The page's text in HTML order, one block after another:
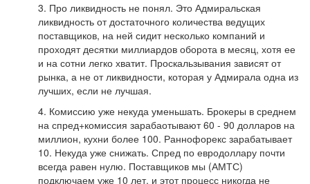
3. Про ликвидность не понял. Это Адмиральская
ликвидность от достаточного количества ведущих
поставщиков, на ней сидит несколько компаний и
проходят десятки миллиардов оборота в месяц, хотя ее
и на сотни легко хватит. Проскальзывания зависят от
рынка, а не от ликвидности, которая у Адмирала одна из
лучших, если не лучшая.
4. Комиссию уже некуда уменьшать. Брокеры в среднем
на спред+комиссия зарабаотывают 60 - 90 долларов на
миллион, кухни более 100. Раннофорекс зарабатывает
10. Некуда уже снижать. Спред по евродоллару почти
всегда равен нулю. Поставщиков мы (АМТС)
подключаем уже 10 лет, и этот процесс никогда не